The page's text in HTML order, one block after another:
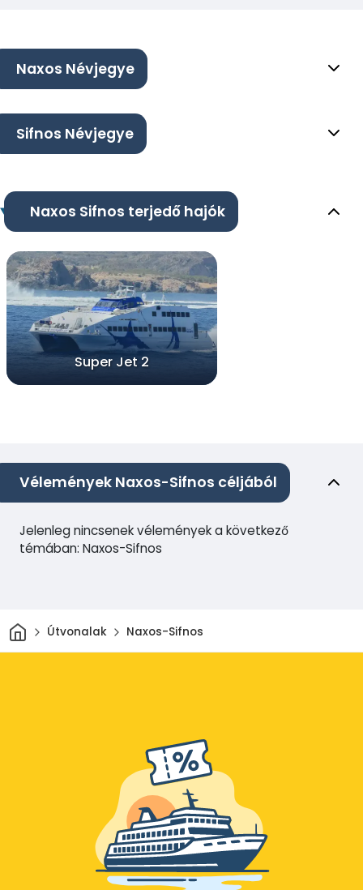
Naxos Névjegye
Sifnos Névjegye
Naxos Sifnos terjedő hajók
Super Jet 2
Vélemények Naxos-Sifnos céljából
Jelenleg nincsenek vélemények a következő
témában: Naxos-Sifnos
Otthon
Útvonalak Naxos-Sifnos